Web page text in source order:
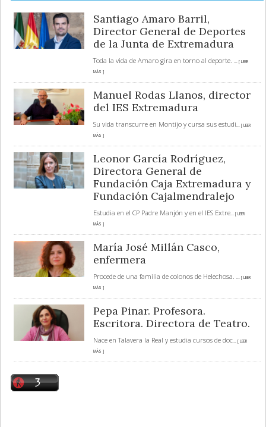
Santiago Amaro Barril,
Director General de Deportes
de la Junta de Extremadura
Toda la vida de Amaro gira en torno al deporte.
... [ LEER
MÁS ]
Manuel Rodas Llanos, director
del IES Extremadura
Su vida transcurre en Montijo y cursa sus estudi... [ LEER
MÁS ]
Leonor García Rodríguez,
Directora General de
Fundación Caja Extremadura y
Fundación Cajalmendralejo
Estudia en el CP Padre Manjón y en el IES Extre... [ LEER
MÁS ]
María José Millán Casco,
enfermera
Procede de una familia de colonos de Helechosa.
... [ LEER
MÁS ]
Pepa Pinar. Profesora.
Escritora. Directora de Teatro.
Nace en Talavera la Real y estudia cursos de doc... [ LEER
MÁS ]